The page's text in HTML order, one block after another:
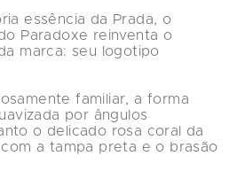
essência da Prada, o
Paradoxe reinventa o
marca: seu logotipo
familiar, a forma
por ângulos
o delicado rosa coral da
a tampa preta e o brasão